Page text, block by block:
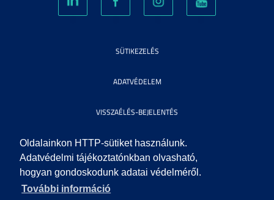
Oldalainkon HTTP-sütiket használunk.
Adatvédelmi tájékoztatónkban olvasható,
hogyan gondoskodunk adatai védelméről.
További információ
SÜTIKEZELÉS
ADATVÉDELEM
VISSZAÉLÉS-BEJELENTÉS
KÖZÉRDEKŰ ADATOK
IMPRESSZUM